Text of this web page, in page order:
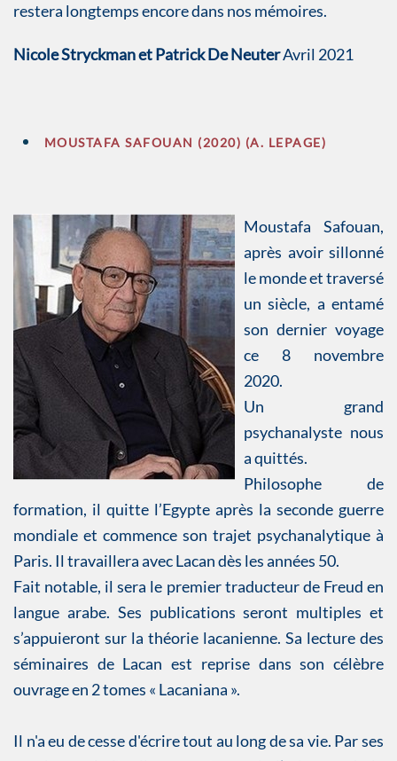
restera longtemps encore dans nos mémoires.
Nicole Stryckman et Patrick De NeuterAvril 2021
MOUSTAFA SAFOUAN (2020) (A. LEPAGE)
Moustafa Safouan,
après avoir sillonné
le monde et traversé
un siècle, a entamé
son dernier voyage
ce 8 novembre
2020.
Un grand
psychanalyste nous
a quittés.
Philosophe de
formation, il quitte l’Egypte après la seconde guerre
mondiale et commence son trajet psychanalytique à
Paris. Il travaillera avec Lacan dès les années 50.
Fait notable, il sera le premier traducteur de Freud en
langue arabe. Ses publications seront multiples et
s’appuieront sur la théorie lacanienne. Sa lecture des
séminaires de Lacan est reprise dans son célèbre
ouvrage en 2 tomes « Lacaniana ».
Il n'a eu de cesse d'écrire tout au long de sa vie. Par ses